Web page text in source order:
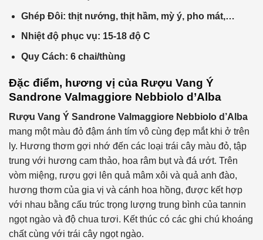
Ghép Đôi: thịt nướng, thịt hầm, mỳ ý, pho mát,…
Nhiệt độ phục vụ: 15-18 độ C
Quy Cách: 6 chai/thùng
Đặc điểm, hương vị của Rượu Vang Ý
Sandrone Valmaggiore Nebbiolo d’Alba
Rượu Vang Ý Sandrone Valmaggiore Nebbiolo d’Alba
mang một màu đỏ đậm ánh tím vô cùng đẹp mắt khi ở trên
ly. Hương thơm gợi nhớ đến các loại trái cây màu đỏ, tập
trung với hương cam thảo, hoa râm bụt và đá ướt. Trên
vòm miệng, rượu gợi lên quả mâm xôi và quả anh đào,
hương thơm của gia vị và cánh hoa hồng, được kết hợp
với nhau bằng cấu trúc trọng lượng trung bình của tannin
ngọt ngào và độ chua tươi. Kết thúc có các ghi chú khoáng
chất cùng với trái cây ngọt ngào.